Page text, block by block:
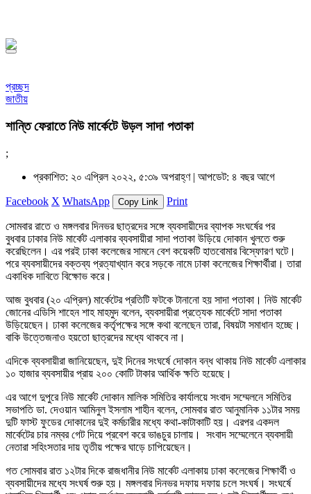
প্রচ্ছদ
জাতীয়
শান্তি ফেরাতে নিউ মার্কেটে উড়ল সাদা পতাকা
;
প্রকাশিত: ২০ এপ্রিল ২০২২, ৫:৩৯ অপরাহ্ণ | আপডেট: ৪ বছর আগে
Facebook X WhatsApp Copy Link Print
সোমবার রাতে ও মঙ্গলবার দিনভর ছাত্রদের সঙ্গে ব্যবসায়ীদের ব্যাপক সংঘর্ষের পর
বুধবার ঢাকার নিউ মার্কেট এলাকার ব্যবসায়ীরা সাদা পতাকা উড়িয়ে দোকান খুলতে শুরু
করেছিলেন। এর পরই ঢাকা কলেজের সামনে বেশ কয়েকটি হাতবোমার বিস্ফোরণ ঘটে।
পরে ব্যবসায়ীদের বক্তব্য প্রত্যাখ্যান করে সড়কে নামে ঢাকা কলেজের শিক্ষার্থীরা। তারা
একাধিক দাবিতে বিক্ষোভ করে।
আজ বুধবার (২০ এপ্রিল) মার্কেটের প্রতিটি ফটকে টানানো হয় সাদা পতাকা। নিউ মার্কেট
জোনের এডিসি শাহেন শাহ মাহমুদ বলেন, ব্যবসায়ীরা প্রত্যেক মার্কেটে সাদা পতাকা
উড়িয়েছেন। ঢাকা কলেজের কর্তৃপক্ষের সঙ্গে কথা বলেছেন তারা, বিষয়টা সমাধান হচ্ছে।
বাকি উত্তেজনাও হয়তো ছাত্রদের মধ্যে থাকবে না।
এদিকে ব্যবসায়ীরা জানিয়েছেন, দুই দিনের সংঘর্ষে দোকান বন্ধ থাকায় নিউ মার্কেট এলাকার
১০ হাজার ব্যবসায়ীর প্রায় ২০০ কোটি টাকার আর্থিক ক্ষতি হয়েছে।
এর আগে দুপুরে নিউ মার্কেট দোকান মালিক সমিতির কার্যালয়ে সংবাদ সম্মেলনে সমিতির
সভাপতি ডা. দেওয়ান আমিনুল ইসলাম শাহীন বলেন, সোমবার রাত আনুমানিক ১১টার সময়
দুটি ফাস্ট ফুডের দোকানের দুই কর্মচারীর মধ্যে কথা-কাটাকাটি হয়। এরপর একদল
মার্কেটের চার নম্বর গেট দিয়ে প্রবেশ করে ভাঙচুর চালায়। সংবাদ সম্মেলেনে ব্যবসায়ী
নেতারা সহিংসতার দায় তৃতীয় পক্ষের ঘাড়ে চাপিয়েছেন।
গত সোমবার রাত ১২টার দিকে রাজধানীর নিউ মার্কেট এলাকায় ঢাকা কলেজের শিক্ষার্থী ও
ব্যবসায়ীদের মধ্যে সংঘর্ষ শুরু হয়। মঙ্গলবার দিনভর দফায় দফায় চলে সংঘর্ষ। সংঘর্ষে